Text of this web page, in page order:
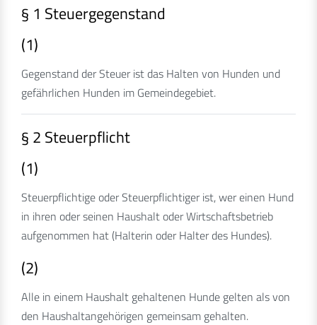
§ 1 Steuergegenstand
(1)
Gegenstand der Steuer ist das Halten von Hunden und
gefährlichen Hunden im Gemeindegebiet.
§ 2 Steuerpflicht
(1)
Steuerpflichtige oder Steuerpflichtiger ist, wer einen Hund
in ihren oder seinen Haushalt oder Wirtschaftsbetrieb
aufgenommen hat (Halterin oder Halter des Hundes).
(2)
Alle in einem Haushalt gehaltenen Hunde gelten als von
den Haushaltangehörigen gemeinsam gehalten.